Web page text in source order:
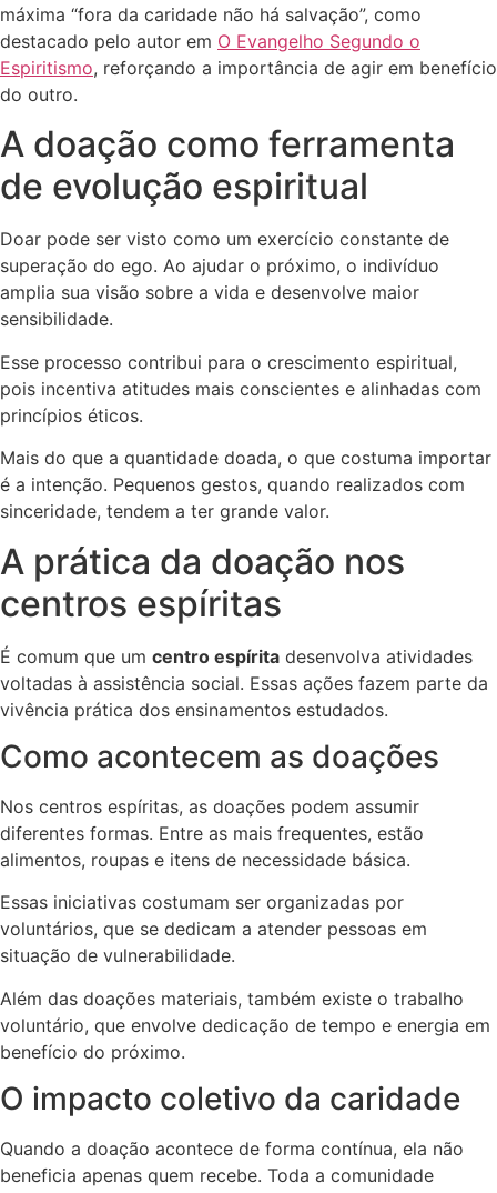
máxima “fora da caridade não há salvação”, como
destacado pelo autor em O Evangelho Segundo o
Espiritismo, reforçando a importância de agir em benefício
do outro.
A doação como ferramenta
de evolução espiritual
Doar pode ser visto como um exercício constante de
superação do ego. Ao ajudar o próximo, o indivíduo
amplia sua visão sobre a vida e desenvolve maior
sensibilidade.
Esse processo contribui para o crescimento espiritual,
pois incentiva atitudes mais conscientes e alinhadas com
princípios éticos.
Mais do que a quantidade doada, o que costuma importar
é a intenção. Pequenos gestos, quando realizados com
sinceridade, tendem a ter grande valor.
A prática da doação nos
centros espíritas
É comum que um centro espírita desenvolva atividades
voltadas à assistência social. Essas ações fazem parte da
vivência prática dos ensinamentos estudados.
Como acontecem as doações
Nos centros espíritas, as doações podem assumir
diferentes formas. Entre as mais frequentes, estão
alimentos, roupas e itens de necessidade básica.
Essas iniciativas costumam ser organizadas por
voluntários, que se dedicam a atender pessoas em
situação de vulnerabilidade.
Além das doações materiais, também existe o trabalho
voluntário, que envolve dedicação de tempo e energia em
benefício do próximo.
O impacto coletivo da caridade
Quando a doação acontece de forma contínua, ela não
beneficia apenas quem recebe. Toda a comunidade